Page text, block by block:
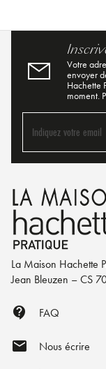
Votre
envoyer
Hachette
moment.
Indiquez votre email
La Maison Hachette
Jean Bleuzen – CS
contact_support FAQ
mail Nous écrire